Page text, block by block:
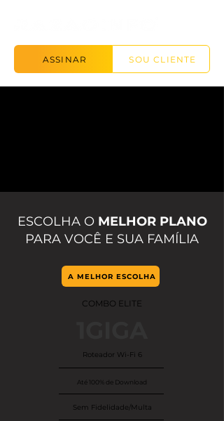
SOU CLIENTE
ASSINAR
ESCOLHA O MELHOR PLANO
PARA VOCÊ E SUA FAMÍLIA
A MELHOR ESCOLHA
COMBO ELITE
Roteador Wi-Fi 6
Até 100% de Download
Sem Fidelidade/Multa